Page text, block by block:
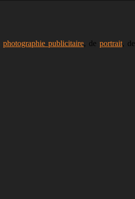
photographie publicitaire, de portrait, de